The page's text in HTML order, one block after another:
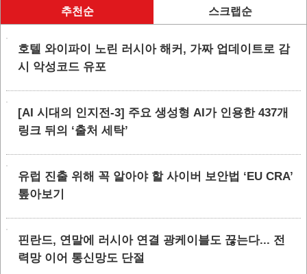
추천순 스크랩순
호텔 와이파이 노린 러시아 해커, 가짜 업데이트로 감
시 악성코드 유포
[AI 시대의 인지전-3] 주요 생성형 AI가 인용한 437개
링크 뒤의 ‘출처 세탁’
유럽 진출 위해 꼭 알아야 할 사이버 보안법 ‘EU CRA’
톺아보기
핀란드, 연말에 러시아 연결 광케이블도 끊는다... 전
력망 이어 통신망도 단절